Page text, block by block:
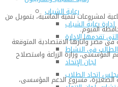
رعاية الشباب
إدارة رعاية الشباب
تقدمها الإدارة
فى النشاط
لجان الإتحاد
إتحاد الطلاب
لمشروعات تنمية الماشية، بتمويل من
الفيوم.
مصر وآثارها الاقتصادية المتوقعة
المؤسسى، وزارة الزراعة واستصلاح
الصغيرة، مشروع الدعم المؤسسى،